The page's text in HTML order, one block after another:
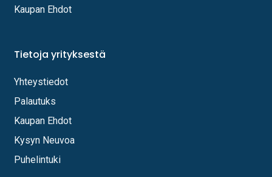
Kaupan Ehdot
Tietoja yrityksestä
Yhteystiedot
Palautuks
Kaupan Ehdot
Kysyn Neuvoa
Puhelintuki